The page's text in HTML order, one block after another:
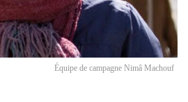
Équipe de campagne Nimâ Machouf